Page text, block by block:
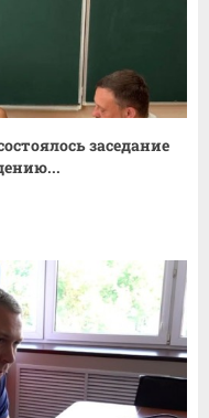
заседание